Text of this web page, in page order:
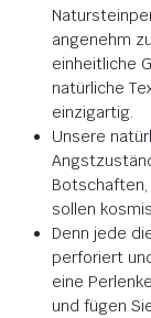
angenehm
einheitliche
natürliche
einzigartig.
Unsere
sollen
Denn jede
perforiert
eine
und fügen